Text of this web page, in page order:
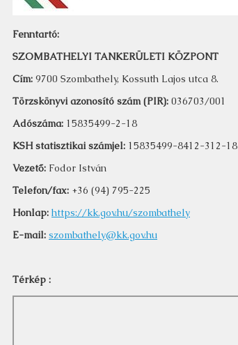
Fenntartó:
SZOMBATHELYI TANKERÜLETI KÖZPONT
Cím: 9700 Szombathely, Kossuth Lajos utca 8.
Törzskönyvi azonosító szám (PIR): 036703/001
Adószáma: 15835499-2-18
KSH statisztikai számjel: 15835499-8412-312-18
Vezető: Fodor István
Telefon/fax: +36 (94) 795-225
Honlap: https://kk.gov.hu/szombathely
E-mail: szombathely@kk.gov.hu
Térkép :